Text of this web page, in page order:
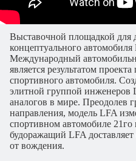
Выставочной площадкой для
концептуального автомобиля
Международный
является результатом
спортивного автомобиля.
элитной группой инженеров
аналогов в мире. Преодолев
направления, модель LFA
спортивном автомобиле
будоражащий LFA
от вождения.